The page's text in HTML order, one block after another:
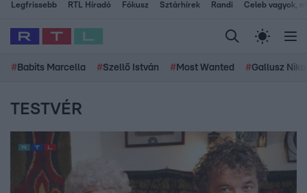
Legfrissebb RTL Híradó Fókusz Sztárhírek Randi Celeb vagyok,
# Babits Marcella #Szellő István # Most Wanted #Gallusz
TESTVÉR